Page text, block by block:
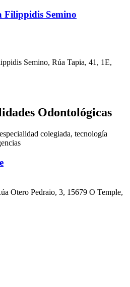
Filippidis Semino
Semino, Rúa Tapia, 41, 1E,
Odontológicas
colegiada, tecnología
Otero Pedraio, 3, 15679 O Temple,